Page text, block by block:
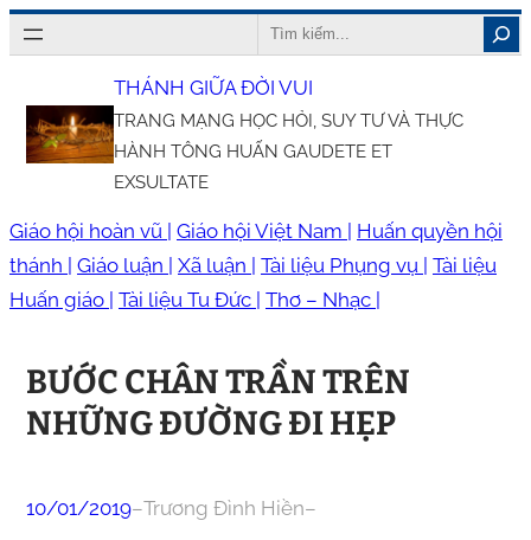
Chuyển
đến
nội
dung
Search
THÁNH GIỮA ĐỜI VUI
TRANG MẠNG HỌC HỎI, SUY TƯ VÀ THỰC
HÀNH TÔNG HUẤN GAUDETE ET
EXSULTATE
Giáo hội hoàn vũ | Giáo hội Việt Nam | Huấn quyền hội
thánh | Giáo luận | Xã luận | Tài liệu Phụng vụ | Tài liệu
Huấn giáo | Tài liệu Tu Đức | Thơ – Nhạc |
BƯỚC CHÂN TRẦN TRÊN
NHỮNG ĐƯỜNG ĐI HẸP
10/01/2019–Trương Đình Hiền–